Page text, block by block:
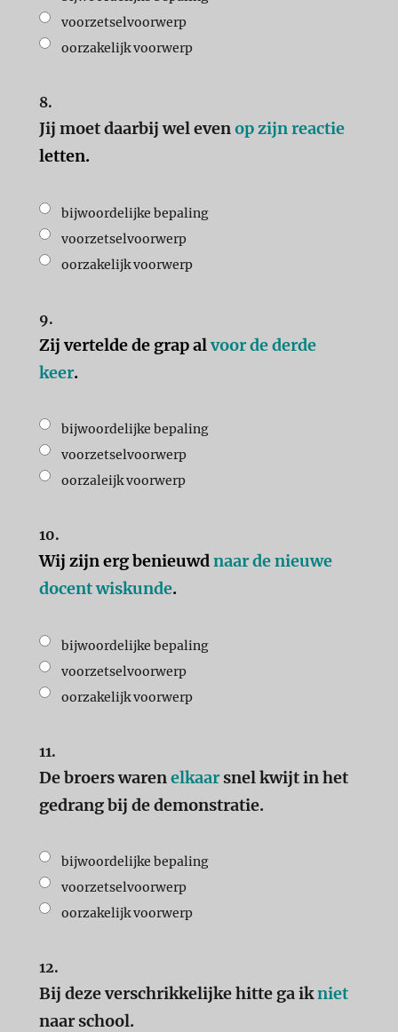
voorzetselvoorwerp
oorzakelijk voorwerp
8.
Jij moet daarbij wel evenop zijn reactie
letten.
bijwoordelijke bepaling
voorzetselvoorwerp
oorzakelijk voorwerp
9.
Zij vertelde de grap al voor de derde
keer.
bijwoordelijke bepaling
voorzetselvoorwerp
oorzaleijk voorwerp
10.
Wij zijn erg benieuwdnaar de nieuwe
docent wiskunde.
bijwoordelijke bepaling
voorzetselvoorwerp
oorzakelijk voorwerp
11.
De broers warenelkaarsnel kwijt in het
gedrang bij de demonstratie.
bijwoordelijke bepaling
voorzetselvoorwerp
oorzakelijk voorwerp
12.
Bij deze verschrikkelijke hitte ga ikniet
naar school.